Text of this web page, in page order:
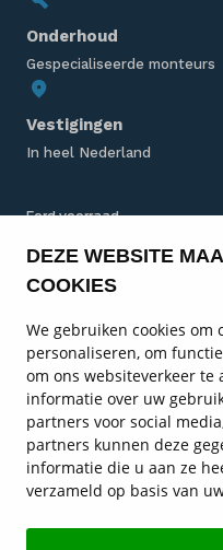
DEZE WEBSITE
COOKIES
We gebruiken cookies
personaliseren, om
om ons websiteverkeer te
informatie over uw
partners voor social
partners kunnen deze
informatie die u aan ze
verzameld op basis van
Onderhoud
Gespecialiseerde monteurs
Vestigingen
In heel Nederland
Ford voorraad
Ford bedrijfswagens
Ford onderhoud
Ford diensten
Service en contact
Ford vestigingen